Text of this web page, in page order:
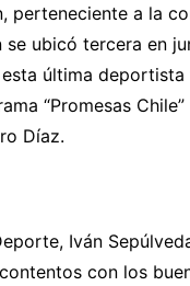
perteneciente a la
se ubicó tercera en
última deportista
“Promesas
Díaz.
Iván
con los